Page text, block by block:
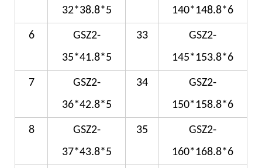
32*38.8*5
140*148.8*6
6
GSZ2-
35*41.8*5
33
GSZ2-
145*153.8*6
7
GSZ2-
36*42.8*5
34
GSZ2-
150*158.8*6
8
GSZ2-
37*43.8*5
35
GSZ2-
160*168.8*6